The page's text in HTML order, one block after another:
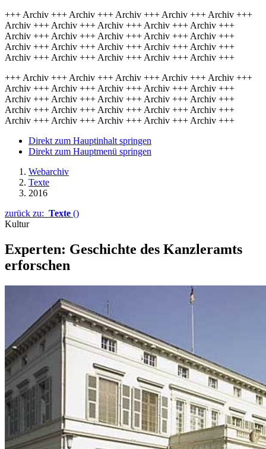
+++ Archiv +++ Archiv +++ Archiv +++ Archiv +++ Archiv +++
Archiv +++ Archiv +++ Archiv +++ Archiv +++ Archiv +++
Archiv +++ Archiv +++ Archiv +++ Archiv +++ Archiv +++
Archiv +++ Archiv +++ Archiv +++ Archiv +++ Archiv +++
Archiv +++ Archiv +++ Archiv +++ Archiv +++ Archiv +++
+++ Archiv +++ Archiv +++ Archiv +++ Archiv +++ Archiv +++
Archiv +++ Archiv +++ Archiv +++ Archiv +++ Archiv +++
Archiv +++ Archiv +++ Archiv +++ Archiv +++ Archiv +++
Archiv +++ Archiv +++ Archiv +++ Archiv +++ Archiv +++
Archiv +++ Archiv +++ Archiv +++ Archiv +++ Archiv +++
Direkt zum Hauptinhalt springen
Direkt zum Hauptmenü springen
Webarchiv
Texte
2016
zurück zu: Texte ()
Kultur
Experten: Geschichte des Kanzleramts
erforschen